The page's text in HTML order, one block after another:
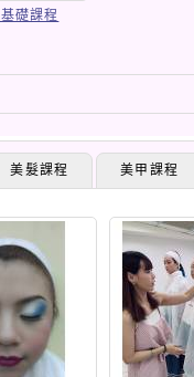
礎課程
美髮課程 美甲課程